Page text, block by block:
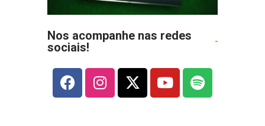
Nos acompanhe nas redes
sociais!